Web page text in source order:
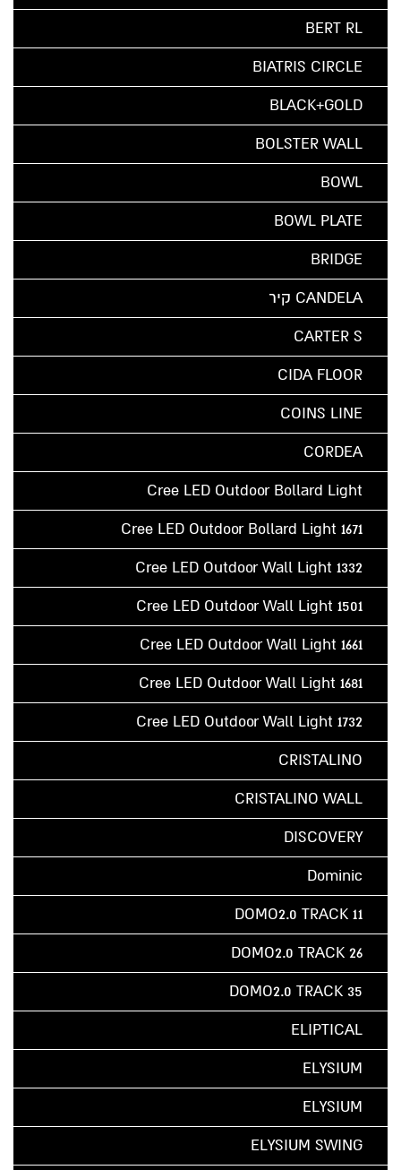
BERT RL
BIATRIS CIRCLE
BLACK+GOLD
BOLSTER WALL
BOWL
BOWL PLATE
BRIDGE
CANDELA קיר
CARTER S
CIDA FLOOR
COINS LINE
CORDEA
Cree LED Outdoor Bollard Light
Cree LED Outdoor Bollard Light 1671
Cree LED Outdoor Wall Light 1332
Cree LED Outdoor Wall Light 1501
Cree LED Outdoor Wall Light 1661
Cree LED Outdoor Wall Light 1681
Cree LED Outdoor Wall Light 1732
CRISTALINO
CRISTALINO WALL
DISCOVERY
Dominic
DOMO2.0 TRACK 11
DOMO2.0 TRACK 26
DOMO2.0 TRACK 35
ELIPTICAL
ELYSIUM
ELYSIUM
ELYSIUM SWING